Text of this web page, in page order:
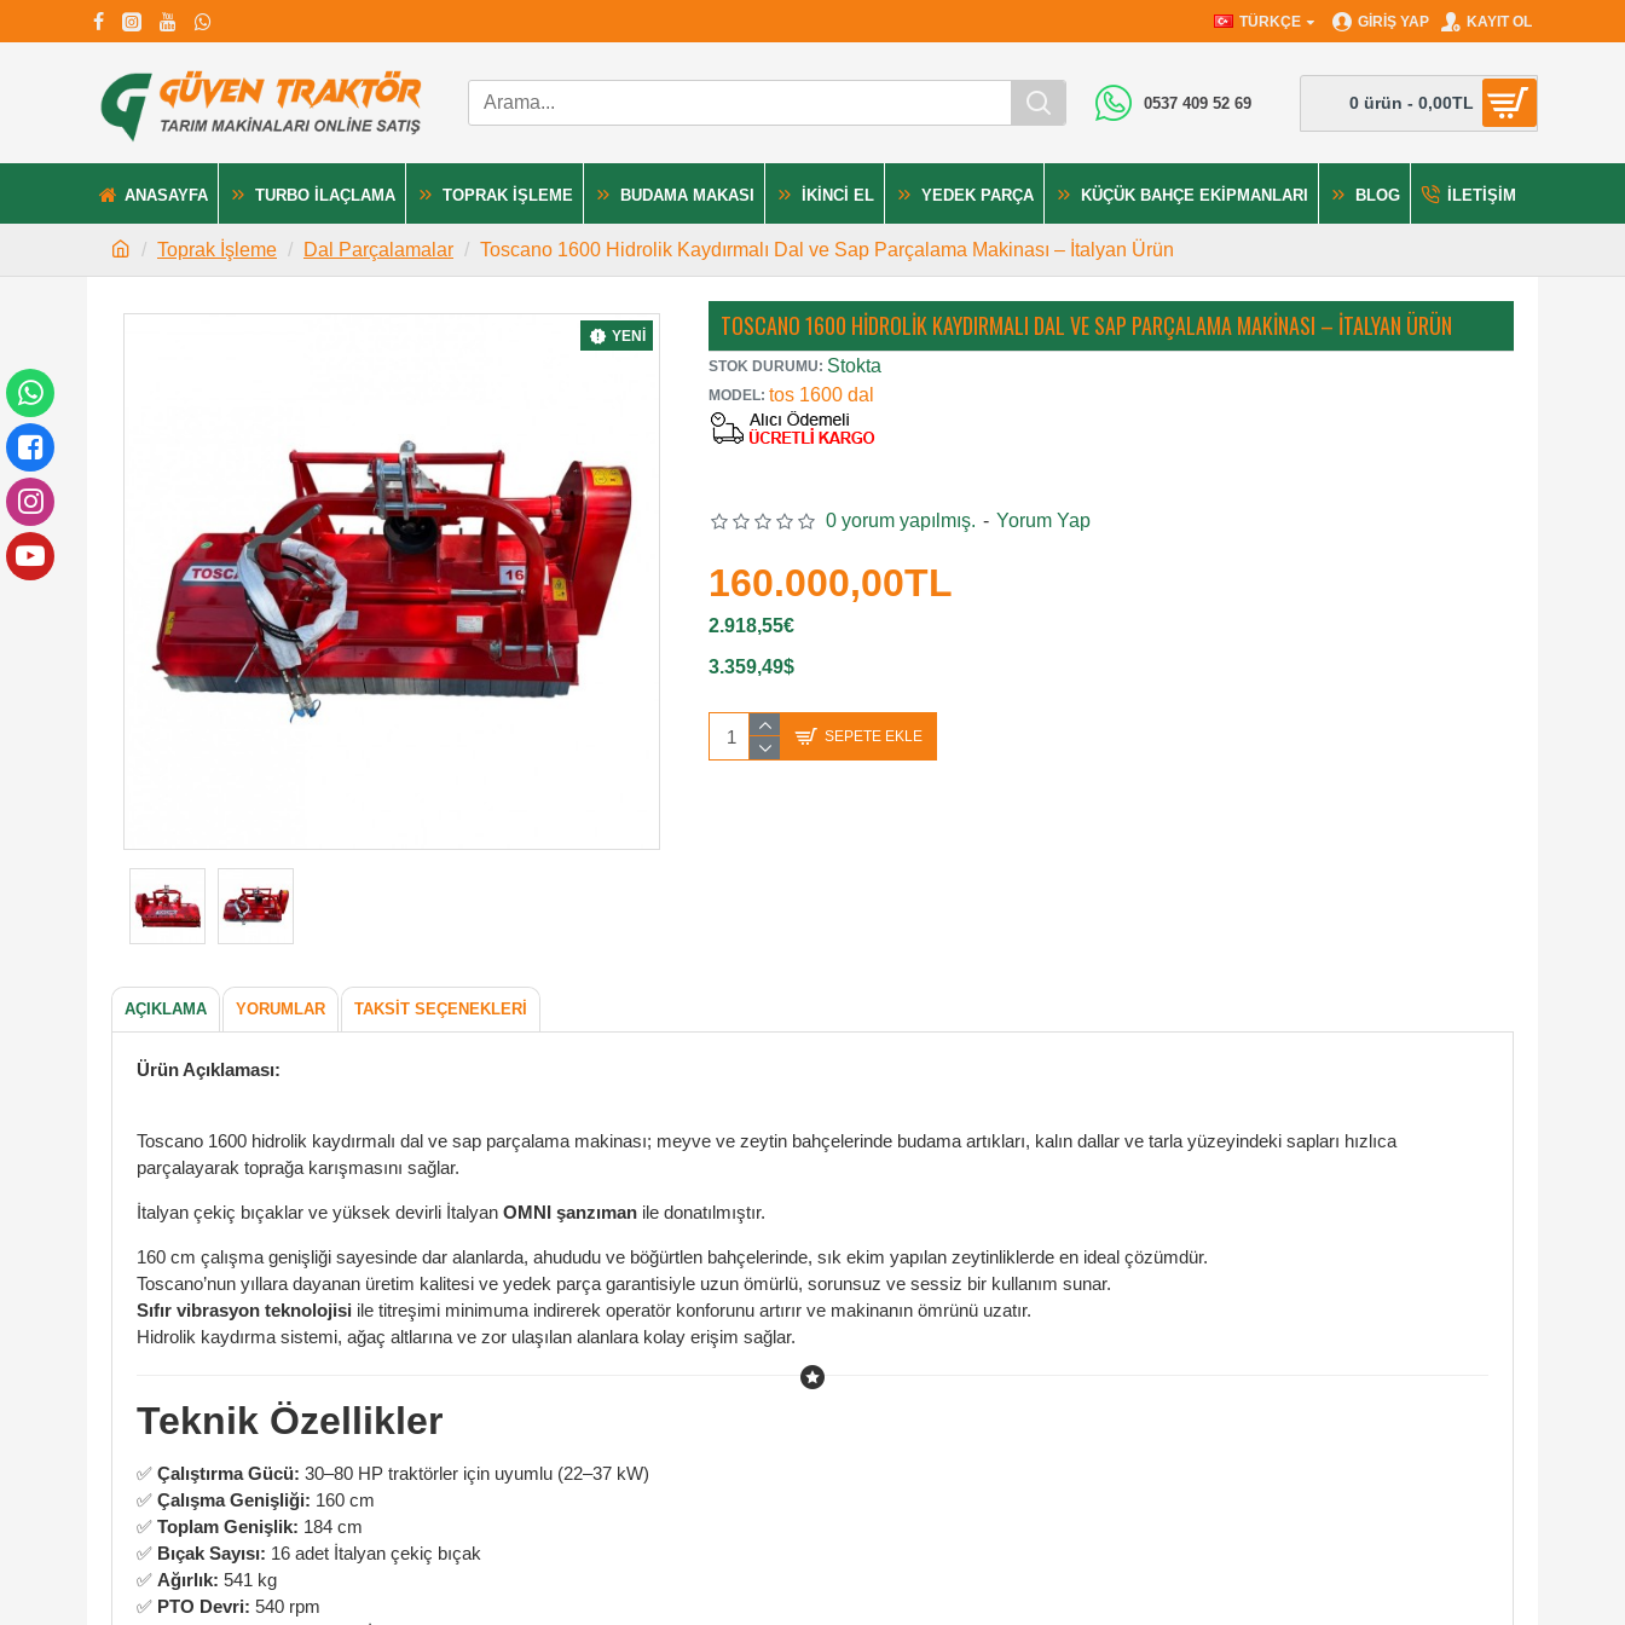
TÜRKÇE GIRIŞ YAP KAYIT OL
0537 409 52 69 0 ürün - 0,00TL
ANASAYFA TURBO İLAÇLAMA TOPRAK İŞLEME BUDAMA MAKASI İKINCI EL YEDEK PARÇA KÜÇÜK BAHÇE EKIPMANLARI BLOG İLETIŞIM
Toprak İşleme Dal Parçalamalar Toscano 1600 Hidrolik Kaydırmalı Dal ve Sap Parçalama Makinası – İtalyan Ürün
YENI TOSCANO 1600 HIDROLIK KAYDIRMALI DAL VE SAP PARÇALAMA MAKINASI – İTALYAN ÜRÜN
STOK DURUMU: Stokta
MODEL: tos 1600 dal
0 yorum yapılmış. - Yorum Yap
160.000,00TL
2.918,55€
3.359,49$
SEPETE EKLE
AÇIKLAMA YORUMLAR TAKSIT SEÇENEKLERI
Ürün Açıklaması:
Toscano 1600 hidrolik kaydırmalı dal ve sap parçalama makinası; meyve ve zeytin bahçelerinde budama artıkları, kalın dallar ve tarla yüzeyindeki sapları hızlıca
parçalayarak toprağa karışmasını sağlar.
İtalyan çekiç bıçaklar ve yüksek devirli İtalyan OMNI şanzıman ile donatılmıştır.
160 cm çalışma genişliği sayesinde dar alanlarda, ahududu ve böğürtlen bahçelerinde, sık ekim yapılan zeytinliklerde en ideal çözümdür.
Toscano’nun yıllara dayanan üretim kalitesi ve yedek parça garantisiyle uzun ömürlü, sorunsuz ve sessiz bir kullanım sunar.
Sıfır vibrasyon teknolojisi ile titreşimi minimuma indirerek operatör konforunu artırır ve makinanın ömrünü uzatır.
Hidrolik kaydırma sistemi, ağaç altlarına ve zor ulaşılan alanlara kolay erişim sağlar.
Teknik Özellikler
✅ Çalıştırma Gücü: 30–80 HP traktörler için uyumlu (22–37 kW)
✅ Çalışma Genişliği: 160 cm
✅ Toplam Genişlik: 184 cm
✅ Bıçak Sayısı: 16 adet İtalyan çekiç bıçak
✅ Ağırlık: 541 kg
✅ PTO Devri: 540 rpm